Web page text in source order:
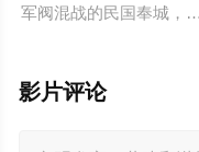
军阀混战的民国奉城，
影片评论